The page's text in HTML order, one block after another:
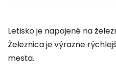
Letisko je napojené na
Železnica je výrazne
mesta.